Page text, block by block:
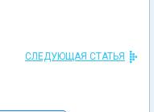
СЛЕДУЮЩАЯ СТАТЬЯ